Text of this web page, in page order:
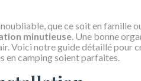
que ce soit en famille
minutieuse. Une bonne
Voici notre guide détaillé pour
en camping soient parfaites.